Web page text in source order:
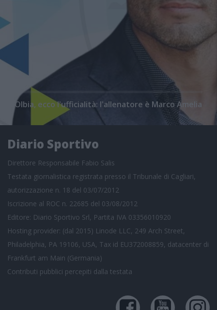
Olbia, ecco l'ufficialità: l'allenatore è Marco Amelia
Diario Sportivo
Direttore Responsabile Fabio Salis
Testata giornalistica registrata presso il Tribunale di Cagliari,
autorizzazione n. 18 del 03/07/2012
Iscrizione al ROC n. 22685 del 03/08/2012
Editore: Diario Sportivo Srl, Partita IVA 03356010920
Hosting provider: (dal 2015) Linode LLC, 249 Arch Street,
Philadelphia, PA 19106, USA, Tax id EU372008859, datacenter di
Frankfurt am Main (Germania)
Contributi pubblici percepiti dalla testata